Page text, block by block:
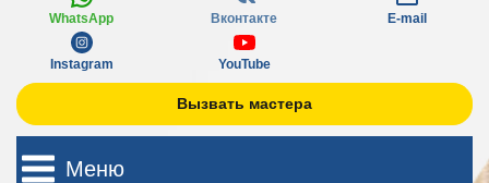
WhatsApp Вконтакте E-mail
Instagram YouTube
Вызвать мастера
Меню